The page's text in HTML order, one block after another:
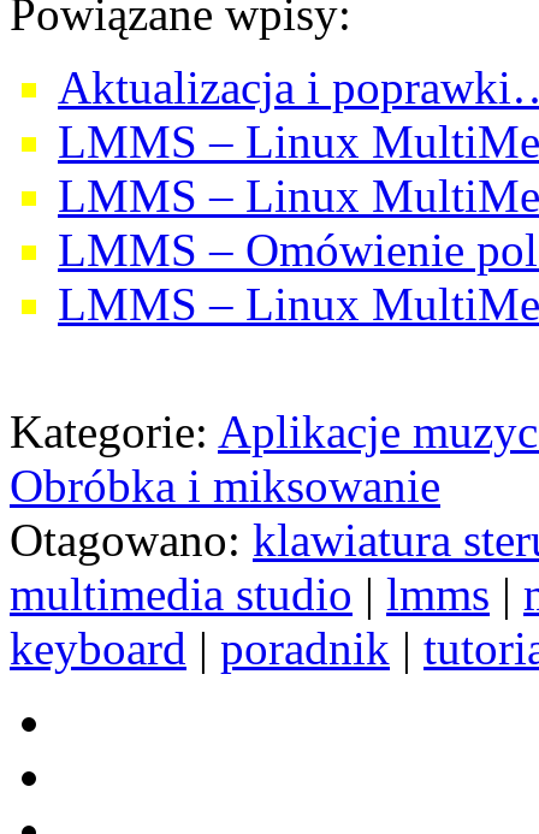
Powiązane wpisy:
Aktualizacja i
LMMS – Linux
LMMS – Linux
LMMS – Omówienie
LMMS – Linux
Kategorie: Aplikacje
Obróbka i miksowanie
Otagowano: klawiatura
multimedia studio | lmms |
keyboard | poradnik |